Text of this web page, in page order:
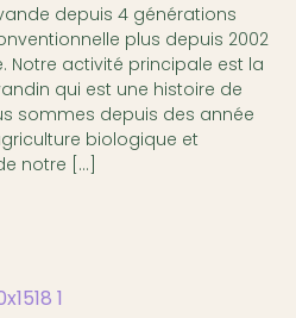
depuis 4 générations
plus depuis 2002
Notre activité principale est la
qui est une histoire de
sommes depuis des année
biologique et
notre […]